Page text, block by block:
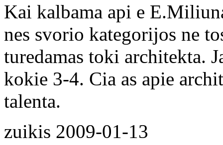
Kai kalbama api e
nes svorio kategorijos ne
turedamas toki architekta.
kokie 3-4. Cia as apie
talenta.
zuikis 2009-01-13